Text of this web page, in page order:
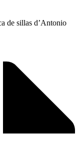
de sillas d’Antonio